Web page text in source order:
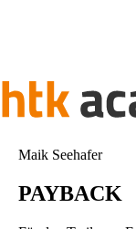
Maik Seehafer
PAYBACK